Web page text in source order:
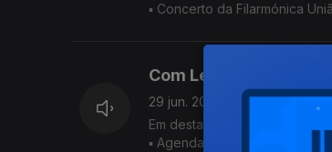
▪ Concerto da Filarmónica
▪ Festa do Cinema ao Ar
Com Lena Goulart
29 jun. 2026
Em destaque:
▪ Agenda semanal - PDL 26,